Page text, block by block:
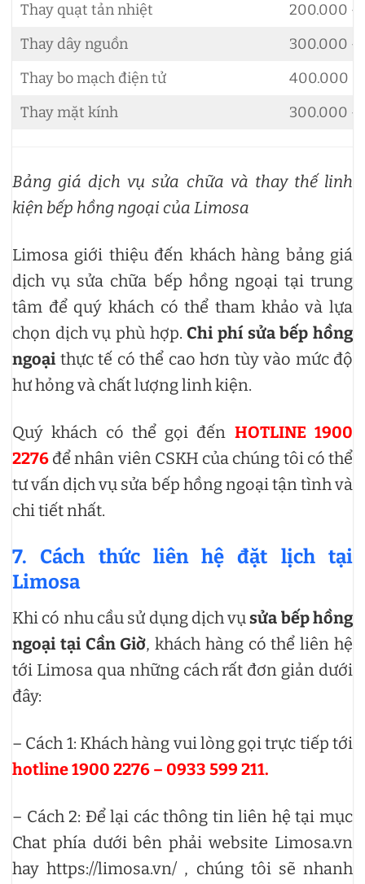
Thay quạt tản nhiệt
200.000
Thay dây nguồn
300.000
Thay bo mạch điện tử
400.000 –
Thay mặt kính
300.000
Bảng giá dịch vụ sửa chữa và thay thế linh
kiện bếp hồng ngoại của Limosa
Limosa giới thiệu đến khách hàng bảng giá
dịch vụ sửa chữa bếp hồng ngoại tại trung
tâm để quý khách có thể tham khảo và lựa
chọn dịch vụ phù hợp.Chi phí sửa bếp hồng
ngoại thực tế có thể cao hơn tùy vào mức độ
hư hỏng và chất lượng linh kiện.
Quý khách có thể gọi đến HOTLINE 1900
2276 để nhân viên CSKH của chúng tôi có thể
tư vấn dịch vụ sửa bếp hồng ngoại tận tình và
chi tiết nhất.
7. Cách thức liên hệ đặt lịch tại
Limosa
Khi có nhu cầu sử dụng dịch vụsửa bếp hồng
ngoại tại Cần Giờ, khách hàng có thể liên hệ
tới Limosa qua những cách rất đơn giản dưới
đây:
– Cách 1: Khách hàng vui lòng gọi trực tiếp tới
hotline 1900 2276 – 0933 599 211.
– Cách 2: Để lại các thông tin liên hệ tại mục
Chat phía dưới bên phải website Limosa.vn
hay https://limosa.vn/ , chúng tôi sẽ nhanh